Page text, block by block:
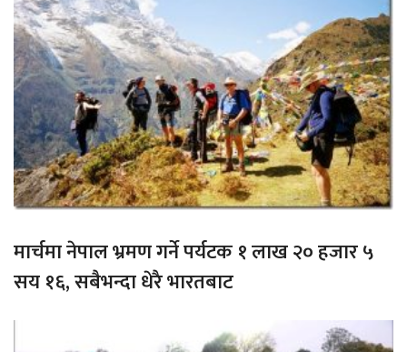
मार्चमा नेपाल भ्रमण गर्ने पर्यटक १ लाख २० हजार ५
सय १६, सबैभन्दा धेरै भारतबाट